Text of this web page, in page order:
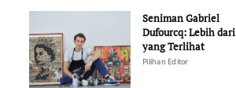
Seniman Gabriel
Dufourcq: Lebih dari
yang Terlihat
Pilihan Editor